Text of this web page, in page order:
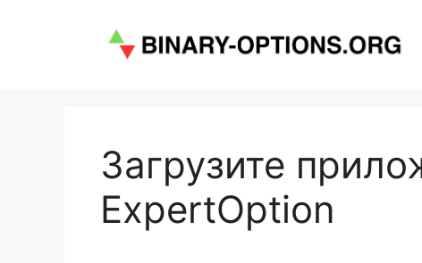
Загрузите
ExpertOption